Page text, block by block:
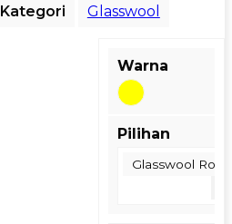
Kategori
Glasswool
Warna
Pilihan
Glasswool Roll